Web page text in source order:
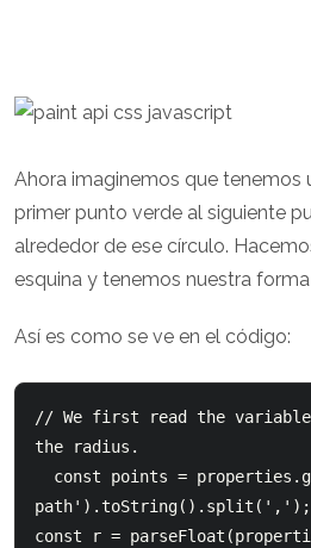
Ahora imaginemos que tenemos
primer punto verde al siguiente
alrededor de ese círculo.
esquina y tenemos nuestra
Así es como se ve en el código:
// We first read the
the radius.
path').toString().split(',');
const r =